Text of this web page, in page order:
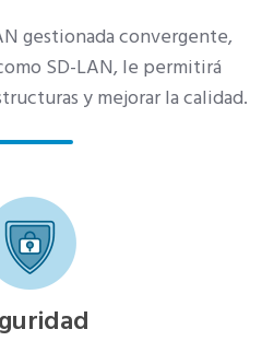
gestionada convergente,
SD-LAN, le permitirá
y mejorar la calidad.